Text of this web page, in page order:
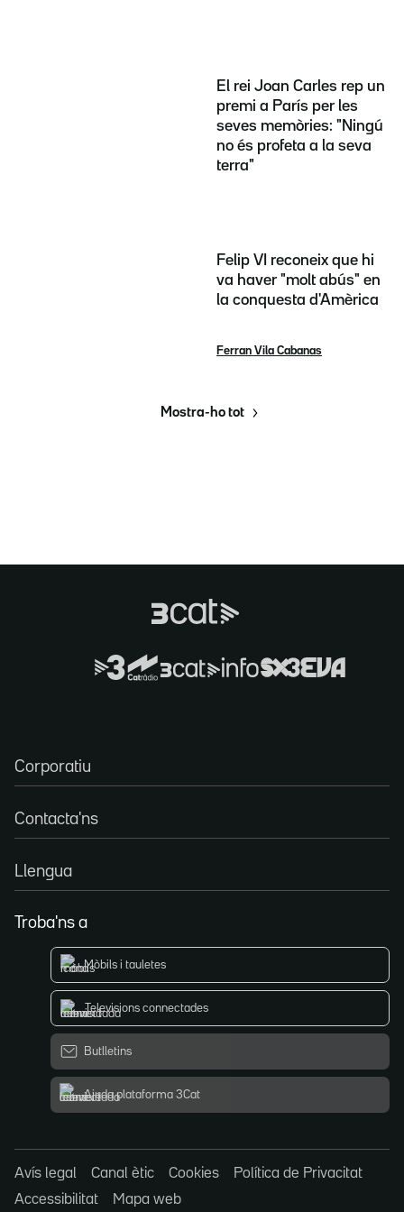
El rei Joan Carles rep un
premi a París per les
seves memòries: "Ningú
no és profeta a la seva
terra"
Felip VI reconeix que hi
va haver "molt abús" en
la conquesta d'Amèrica
Ferran Vila Cabanas
Mostra-ho tot
Corporatiu
Contacta'ns
Llengua
Troba'ns a
Mòbils i tauletes
Televisions connectades
Butlletins
Ajuda plataforma 3Cat
Avís legal Canal ètic Cookies
Política de Privacitat
Accessibilitat
Mapa web